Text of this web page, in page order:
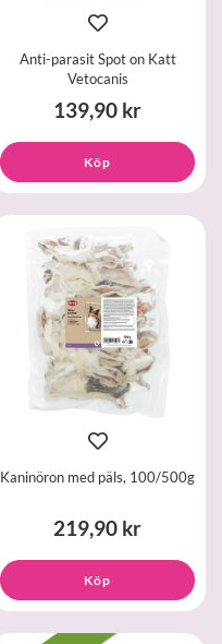
Anti-parasit Spot on Katt
Vetocanis
139,90 kr
Köp
Kaninöron med päls, 100/500g
219,90 kr
Köp